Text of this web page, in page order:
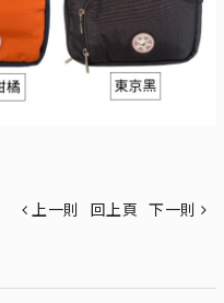
上一則 回上頁 下一則